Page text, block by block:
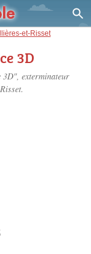
et-Risset
3D
3D", exterminateur